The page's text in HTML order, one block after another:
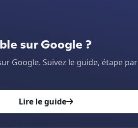
sur Google ?
Google. Suivez le guide, étape par
Lire le guide